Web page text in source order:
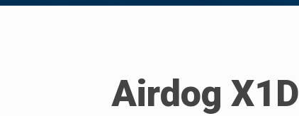
Airdog X1D